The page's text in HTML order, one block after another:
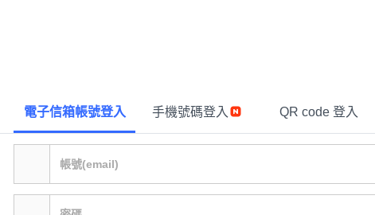
電子信箱帳號登入 手機號碼登入 QR code 登入